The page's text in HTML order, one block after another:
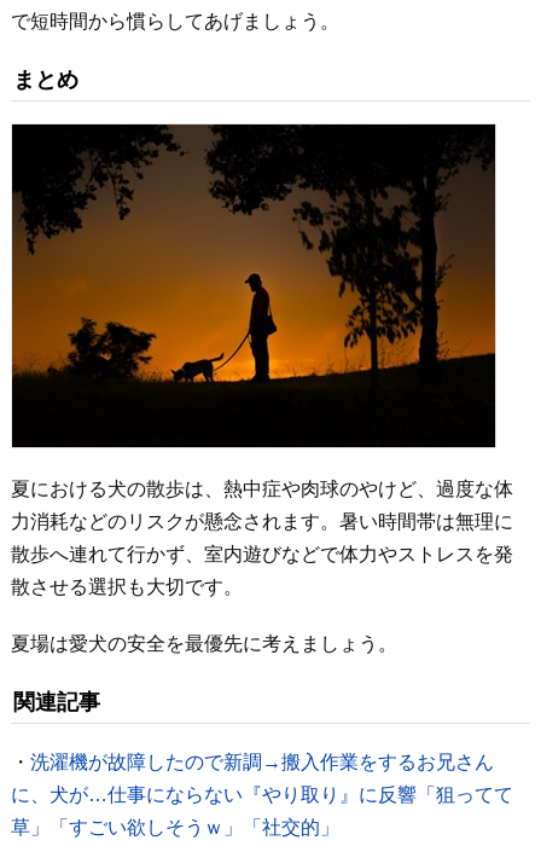
で短時間から慣らしてあげましょう。
まとめ
夏における犬の散歩は、熱中症や肉球のやけど、過度な体
力消耗などのリスクが懸念されます。暑い時間帯は無理に
散歩へ連れて行かず、室内遊びなどで体力やストレスを発
散させる選択も大切です。
夏場は愛犬の安全を最優先に考えましょう。
関連記事
・ 洗濯機が故障したので新調→搬入作業をするお兄さん
に、犬が…仕事にならない『やり取り』に反響「狙ってて
草」「すごい欲しそうｗ」「社交的」